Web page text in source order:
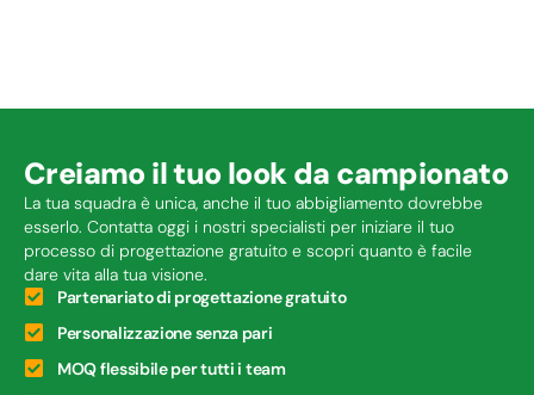
Creiamo il tuo look da campionato
La tua squadra è unica, anche il tuo abbigliamento dovrebbe
esserlo. Contatta oggi i nostri specialisti per iniziare il tuo
processo di progettazione gratuito e scopri quanto è facile
dare vita alla tua visione.
Partenariato di progettazione gratuito
Personalizzazione senza pari
MOQ flessibile per tutti i team